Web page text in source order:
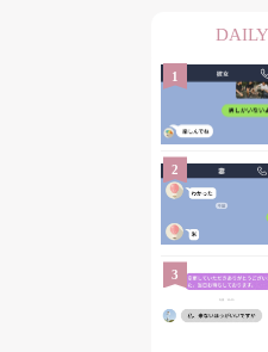
DAILY